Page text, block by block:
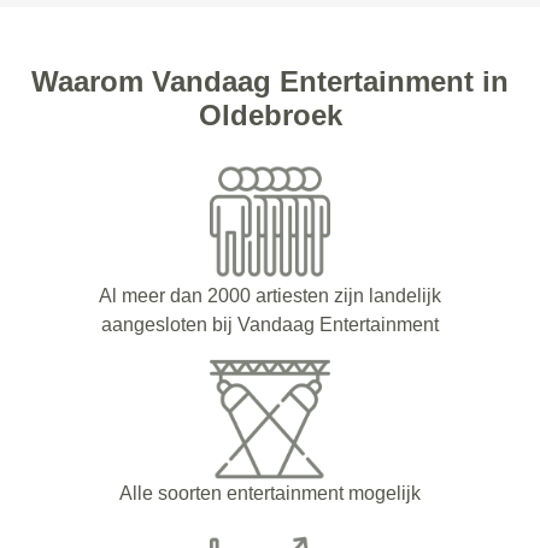
Waarom Vandaag Entertainment in
Oldebroek
Al meer dan 2000 artiesten zijn landelijk
aangesloten bij Vandaag Entertainment
Alle soorten entertainment mogelijk